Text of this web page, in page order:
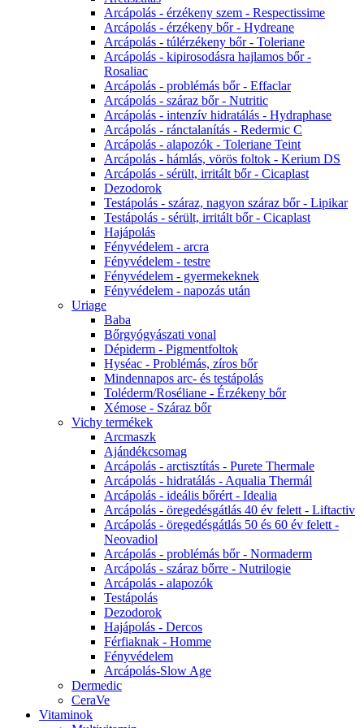
Arcápolás - érzékeny szem - Respectissime
Arcápolás - érzékeny bőr - Hydreane
Arcápolás - túlérzékeny bőr - Toleriane
Arcápolás - kipirosodásra hajlamos bőr -
Rosaliac
Arcápolás - problémás bőr - Effaclar
Arcápolás - száraz bőr - Nutritic
Arcápolás - intenzív hidratálás - Hydraphase
Arcápolás - ránctalanítás - Redermic C
Arcápolás - alapozók - Toleriane Teint
Arcápolás - hámlás, vörös foltok - Kerium DS
Arcápolás - sérült, irritált bőr - Cicaplast
Dezodorok
Testápolás - száraz, nagyon száraz bőr - Lipikar
Testápolás - sérült, irritált bőr - Cicaplast
Hajápolás
Fényvédelem - arcra
Fényvédelem - testre
Fényvédelem - gyermekeknek
Fényvédelem - napozás után
Uriage
Baba
Bőrgyógyászati vonal
Dépiderm - Pigmentfoltok
Hyséac - Problémás, zíros bőr
Mindennapos arc- és testápolás
Toléderm/Roséliane - Érzékeny bőr
Xémose - Száraz bőr
Vichy termékek
Arcmaszk
Ajándékcsomag
Arcápolás - arctisztítás - Purete Thermale
Arcápolás - hidratálás - Aqualia Thermál
Arcápolás - ideális bőrért - Idealia
Arcápolás - öregedésgátlás 40 év felett - Liftactiv
Arcápolás - öregedésgátlás 50 és 60 év felett -
Neovadiol
Arcápolás - problémás bőr - Normaderm
Arcápolás - száraz bőrre - Nutrilogie
Arcápolás - alapozók
Testápolás
Dezodorok
Hajápolás - Dercos
Férfiaknak - Homme
Fényvédelem
Arcápolás-Slow Age
Dermedic
CeraVe
Vitaminok